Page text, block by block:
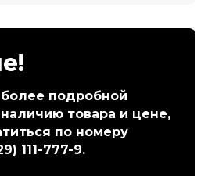
подробной
товара и цене,
по номеру
111-777-9.